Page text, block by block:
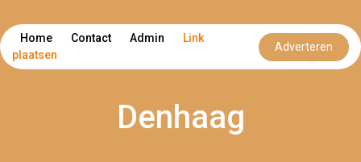
Home Contact Admin
Link
plaatsen
Adverteren
Denhaag